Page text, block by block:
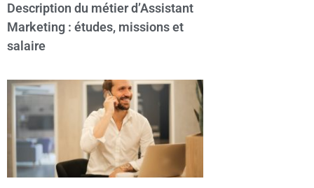
Description du métier d’Assistant
Marketing : études, missions et
salaire